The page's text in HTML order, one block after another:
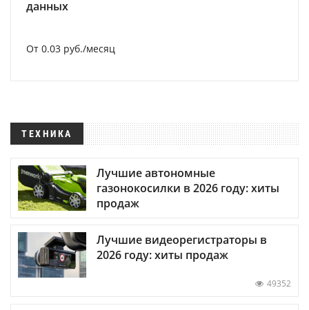
данных
От 0.03 руб./месяц
ТЕХНИКА
Лучшие автономные
газонокосилки в 2026 году: хиты
продаж
Лучшие видеорегистраторы в
2026 году: хиты продаж
49352